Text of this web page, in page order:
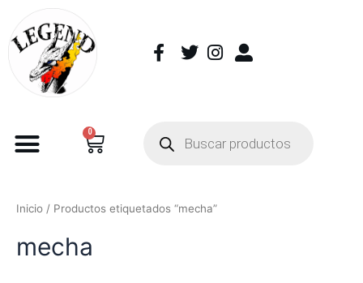
0
Inicio / Productos etiquetados “mecha”
mecha